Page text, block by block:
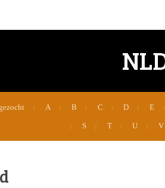
A B C D E
S T U V